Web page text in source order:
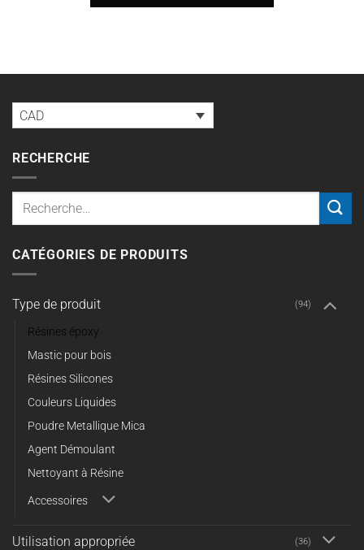
CAD
RECHERCHE
Recherche
CATÉGORIES DE PRODUITS
Type de produit (94)
Résines époxy
Mastic pour bois
Résines Silicones
Couleurs Liquides
Poudre Metallique Mica
Agent Démoulant
Nettoyant à Résine
Accessoires
Utilisation appropriée (36)